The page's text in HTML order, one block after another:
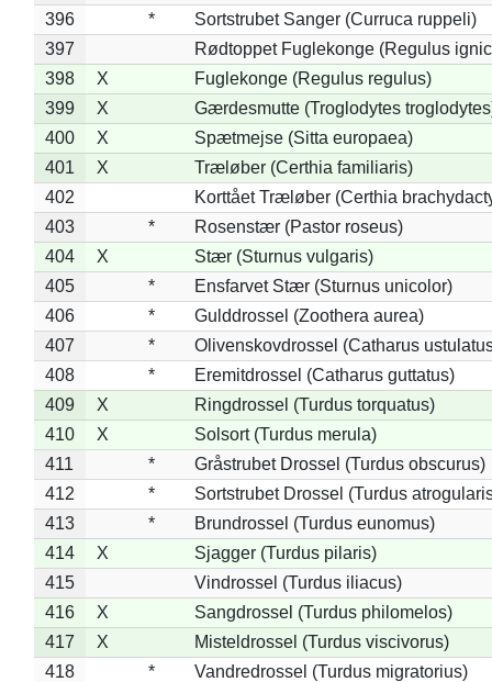
396
*
Sortstrubet Sanger (Curruca ruppeli)
397
Rødtoppet Fuglekonge (Regulus
398
X
Fuglekonge (Regulus regulus)
399
X
Gærdesmutte (Troglodytes
400
X
Spætmejse (Sitta europaea)
401
X
Træløber (Certhia familiaris)
402
Korttået Træløber (Certhia
403
*
Rosenstær (Pastor roseus)
404
X
Stær (Sturnus vulgaris)
405
*
Ensfarvet Stær (Sturnus unicolor)
406
*
Gulddrossel (Zoothera aurea)
407
*
Olivenskovdrossel (Catharus
408
*
Eremitdrossel (Catharus guttatus)
409
X
Ringdrossel (Turdus torquatus)
410
X
Solsort (Turdus merula)
411
*
Gråstrubet Drossel (Turdus obscurus)
412
*
Sortstrubet Drossel (Turdus
413
*
Brundrossel (Turdus eunomus)
414
X
Sjagger (Turdus pilaris)
415
Vindrossel (Turdus iliacus)
416
X
Sangdrossel (Turdus philomelos)
417
X
Misteldrossel (Turdus viscivorus)
418
*
Vandredrossel (Turdus migratorius)